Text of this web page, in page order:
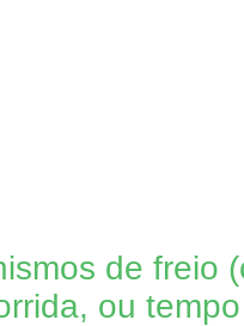
de freio
ou